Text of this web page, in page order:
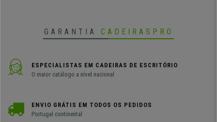
GARANTIA CADEIRASPRO
ESPECIALISTAS EM CADEIRAS DE ESCRITÓRIO
O maior catálogo a nível nacional
ENVIO GRÁTIS EM TODOS OS PEDIDOS
Portugal continental